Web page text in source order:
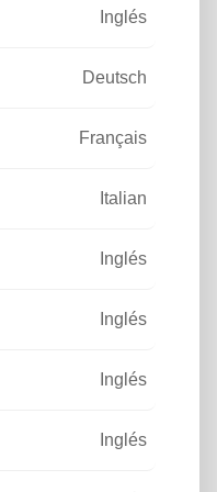
para la
Inglés
Deutsch
Français
Italian
Inglés
Inglés
Inglés
Inglés